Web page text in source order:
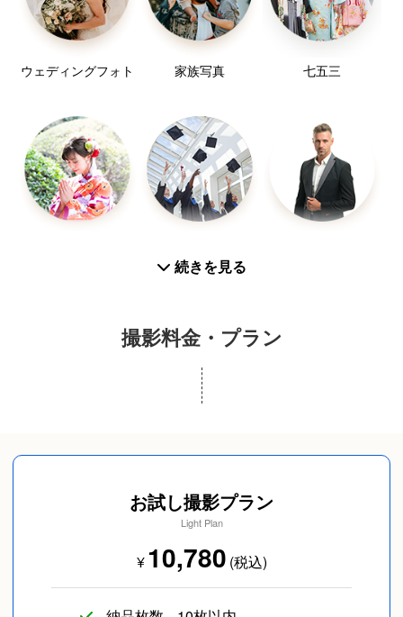
ウェディングフォト 家族写真 七五三
SNS用 旅行
続きを見る
撮影料金・プラン
お試し撮影プラン
Light Plan
¥10,780 (税込)